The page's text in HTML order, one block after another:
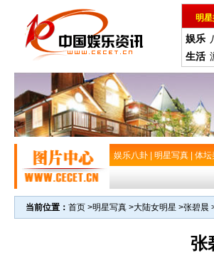
明
娱乐
生活
娱乐八卦 明星写真 体坛
当前位置： 首页 >明星写真 >大陆女明星 >张碧晨
张